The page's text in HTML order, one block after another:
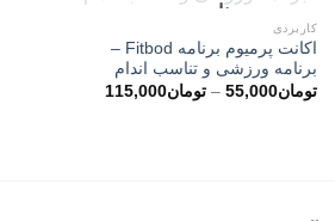
ناموجود
کاربردی
اکانت پرمیوم برنامه Fitbod –
برنامه ورزشی و تناسب اندام
تومان55,000
– تومان115,000محدوده